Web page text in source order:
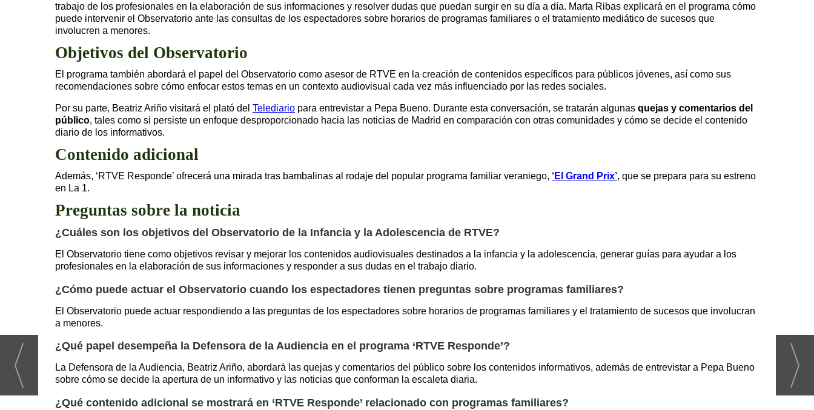
trabajo de los profesionales en la elaboración de sus informaciones y resolver dudas que puedan surgir en su día a día. Marta Ribas explicará en el programa cómo
puede intervenir el Observatorio ante las consultas de los espectadores sobre horarios de programas familiares o el tratamiento mediático de sucesos que
involucren a menores.
Objetivos del Observatorio
El programa también abordará el papel del Observatorio como asesor de RTVE en la creación de contenidos específicos para públicos jóvenes, así como sus
recomendaciones sobre cómo enfocar estos temas en un contexto audiovisual cada vez más influenciado por las redes sociales.
Por su parte, Beatriz Ariño visitará el plató del Telediario para entrevistar a Pepa Bueno. Durante esta conversación, se tratarán algunas quejas y comentarios del
público, tales como si persiste un enfoque desproporcionado hacia las noticias de Madrid en comparación con otras comunidades y cómo se decide el contenido
diario de los informativos.
Contenido adicional
Además, ‘RTVE Responde’ ofrecerá una mirada tras bambalinas al rodaje del popular programa familiar veraniego, ‘El Grand Prix’, que se prepara para su estreno
en La 1.
Preguntas sobre la noticia
¿Cuáles son los objetivos del Observatorio de la Infancia y la Adolescencia de RTVE?
El Observatorio tiene como objetivos revisar y mejorar los contenidos audiovisuales destinados a la infancia y la adolescencia, generar guías para ayudar a los
profesionales en la elaboración de sus informaciones y responder a sus dudas en el trabajo diario.
¿Cómo puede actuar el Observatorio cuando los espectadores tienen preguntas sobre programas familiares?
El Observatorio puede actuar respondiendo a las preguntas de los espectadores sobre horarios de programas familiares y el tratamiento de sucesos que involucran
a menores.
¿Qué papel desempeña la Defensora de la Audiencia en el programa ‘RTVE Responde’?
La Defensora de la Audiencia, Beatriz Ariño, abordará las quejas y comentarios del público sobre los contenidos informativos, además de entrevistar a Pepa Bueno
sobre cómo se decide la apertura de un informativo y las noticias que conforman la escaleta diaria.
¿Qué contenido adicional se mostrará en ‘RTVE Responde’ relacionado con programas familiares?